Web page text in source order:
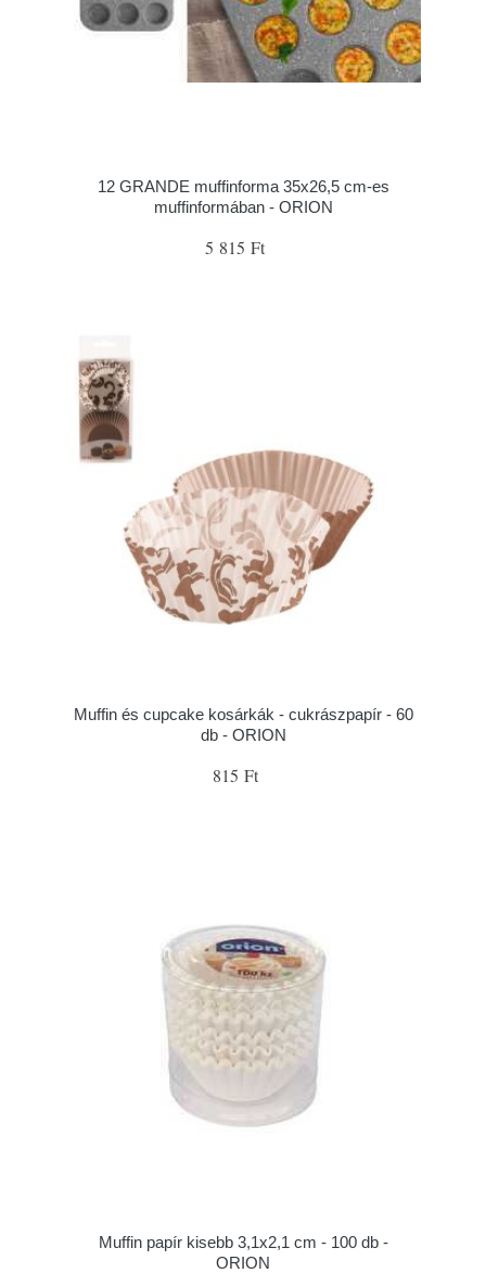
12 GRANDE muffinforma 35x26,5 cm-es
muffinformában - ORION
5 815 Ft
Muffin és cupcake kosárkák - cukrászpapír - 60
db - ORION
815 Ft
Muffin papír kisebb 3,1x2,1 cm - 100 db -
ORION